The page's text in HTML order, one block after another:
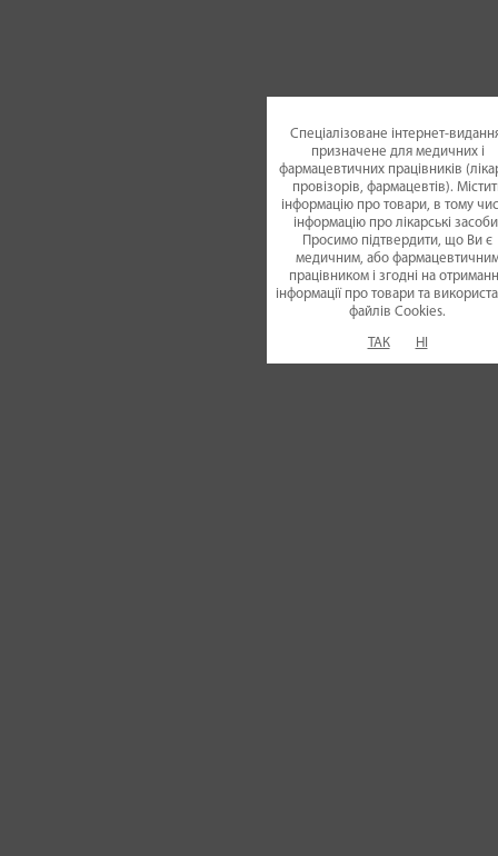
Спеціалізоване інтернет-
призначене для медичних і
фармацевтичних працівників
провізорів, фармацевтів).
інформацію про товари, в тому
інформацію про лікарські
Просимо підтвердити, що Ви є
медичним, або
працівником і згодні на
інформації про товари та
файлiв Cookies.
ТАК НІ